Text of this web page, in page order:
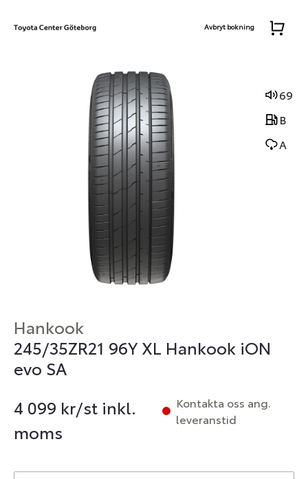
Avbryt bokning
69
B
A
Hankook
245/35ZR21 96Y XL Hankook iON
evo SA
4 099 kr/st inkl.
moms
Kontakta oss ang.
leveranstid